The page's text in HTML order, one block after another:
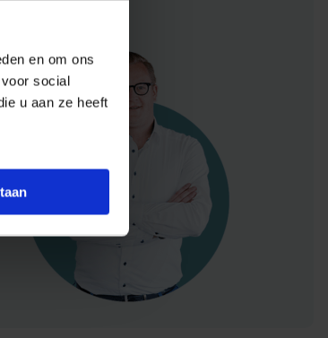
en om ons
social
u aan ze heeft